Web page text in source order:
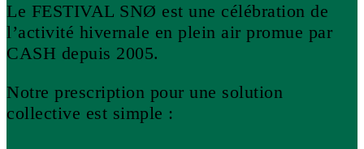
Le FESTIVAL SNØ est une célébration de
l’activité hivernale en plein air promue par
CASH depuis 2005.
Notre prescription pour une solution
collective est simple :